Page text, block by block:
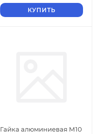
КУПИТЬ
Гайка алюминиевая М10